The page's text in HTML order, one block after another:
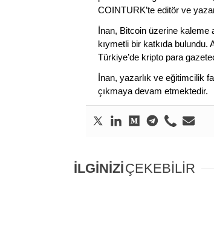
COINTURK’te editör ve
İnan, Bitcoin üzerine kaleme
kıymetli bir katkıda bulundu.
Türkiye’de kripto para
İnan, yazarlık ve eğitimcilik
çıkmaya devam etmektedir.
İLGİNİZİÇEKEBİLİR